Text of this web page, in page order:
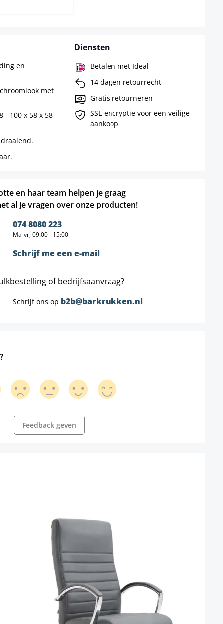
en
met
- 100 x 58 x 58
Diensten
Betalen met Ideal
14 dagen retourrecht
Gratis retourneren
SSL-encryptie voor een veilige
aankoop
en haar team helpen je graag
al je vragen over onze producten!
074 8080 223
Ma-vr, 09:00 - 15:00
Schrijf me een e-mail
of bedrijfsaanvraag?
Schrijf ons op b2b@barkrukken.nl
Feedback geven
niet beschikbaar.)